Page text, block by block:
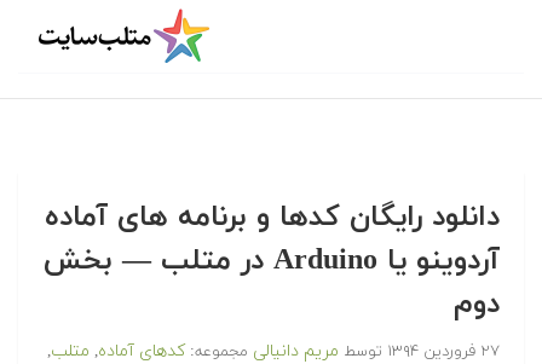
‫‫دانلود رایگان کدها و برنامه های آماده
آردوینو یا Arduino در متلب‬‬ — بخش
دوم
۲۷ فروردین ۱۳۹۴ توسط مریم دانیالی مجموعه:کدهای آماده, متلب,